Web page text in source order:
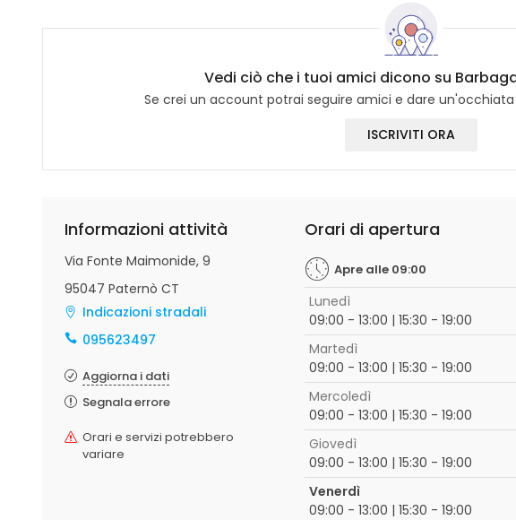
Vedi ciò che i tuoi amici dicono su
Se crei un account potrai seguire amici e dare
ISCRIVITI ORA
Informazioni attività
Via Fonte Maimonide, 9
95047 Paternò CT
Indicazioni stradali
095623497
Aggiorna i dati
Segnala errore
Orari e servizi potrebbero
variare
Orari di apertura
Apre alle 09:00
Lunedì
09:00 - 13:00 | 15:30 - 19:00
Martedì
09:00 - 13:00 | 15:30 - 19:00
Mercoledì
09:00 - 13:00 | 15:30 - 19:00
Giovedì
09:00 - 13:00 | 15:30 - 19:00
Venerdì
09:00 - 13:00 | 15:30 - 19:00